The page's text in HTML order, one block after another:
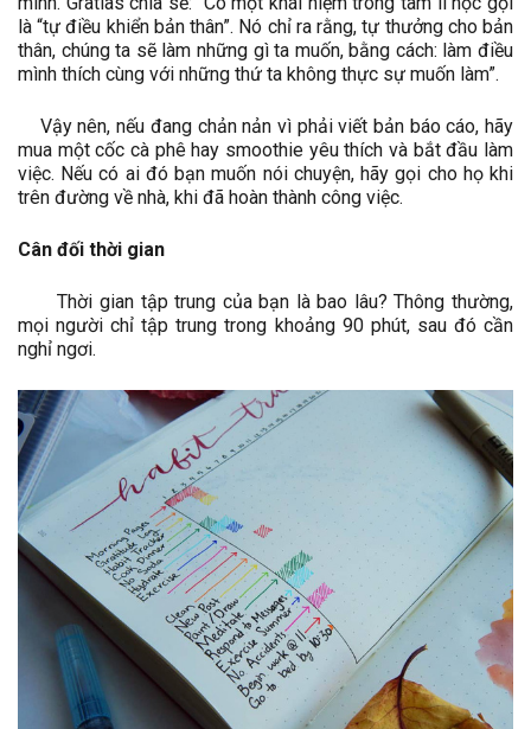
là “tự điều khiển bản thân”. Nó chỉ ra rằng, tự thưởng cho bản
thân, chúng ta sẽ làm những gì ta muốn, bằng cách: làm điều
mình thích cùng với những thứ ta không thực sự muốn làm”.
Vậy nên, nếu đang chản nản vì phải viết bản báo cáo, hãy
mua một cốc cà phê hay smoothie yêu thích và bắt đầu làm
việc. Nếu có ai đó bạn muốn nói chuyện, hãy gọi cho họ khi
trên đường về nhà, khi đã hoàn thành công việc.
Cân đối thời gian
Thời gian tập trung của bạn là bao lâu? Thông thường,
mọi người chỉ tập trung trong khoảng 90 phút, sau đó cần
nghỉ ngơi.